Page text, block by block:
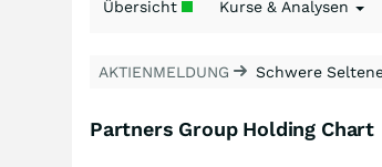
Übersicht Kurse & Analysen
AKTIENMELDUNG Schwere
Partners Group Holding Chart